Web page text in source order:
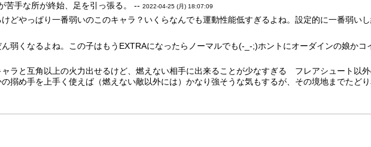
苦手な所が終始、足を引っ張る。 --2022-04-25 (月) 18:07:09
どやっぱり一番弱いのこのキャラ？いくらなんでも運動性能低すぎるよね。設定的に一番弱い
弱くなるよね。この子はもうEXTRAになったらノーマルでも(-_-;)ホントにオーダインの娘か
ラと互角以上の火力出せるけど、燃えない相手に出来ることが少なすぎる フレアシュート以
搦め手を上手く使えば（燃えない敵以外には）かなり強そうな気もするが、その境地までたど